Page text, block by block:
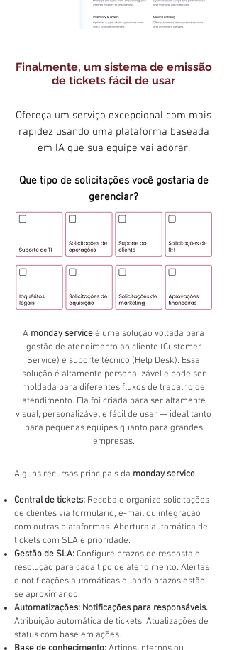
Finalmente, um sistema de emissão
de tickets fácil de usar
Ofereça um serviço excepcional com mais
rapidez usando uma plataforma baseada
em IA que sua equipe vai adorar.
Que tipo de solicitações você gostaria de
gerenciar?
A monday serviceé uma solução voltada para
gestão de atendimento ao cliente (Customer
Service) e suporte técnico (Help Desk). Essa
solução é altamente personalizável e pode ser
moldada para diferentes fluxos de trabalho de
atendimento. Ela foi criada para ser altamente
visual, personalizável e fácil de usar — ideal tanto
para pequenas equipes quanto para grandes
empresas.​
Alguns recursos principais da monday service:
Central de tickets: Receba e organize solicitações
de clientes via formulário, e-mail ou integração
com outras plataformas. Abertura automática de
tickets com SLA e prioridade.
Gestão de SLA:Configure prazos de resposta e
resolução para cada tipo de atendimento. Alertas
e notificações automáticas quando prazos estão
se aproximando.
Automatizações: Notificações para responsáveis.
Atribuição automática de tickets. Atualizações de
status com base em ações.